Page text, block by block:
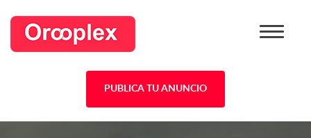
PUBLICA TU ANUNCIO